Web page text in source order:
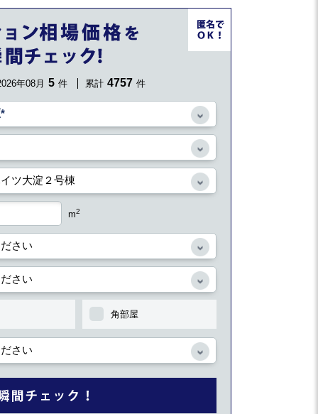
年08月 5 件 累計 4757 件
m2
角部屋